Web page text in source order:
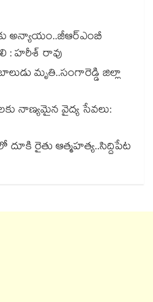
అన్యాయం..జీఆర్ఎంబీ
: హరీశ్ రావు
మృతి..సంగారెడ్డి జిల్లా
నాణ్యమైన వైద్య సేవలు:
దూకి రైతు ఆత్మహత్య..సిద్దిపేట